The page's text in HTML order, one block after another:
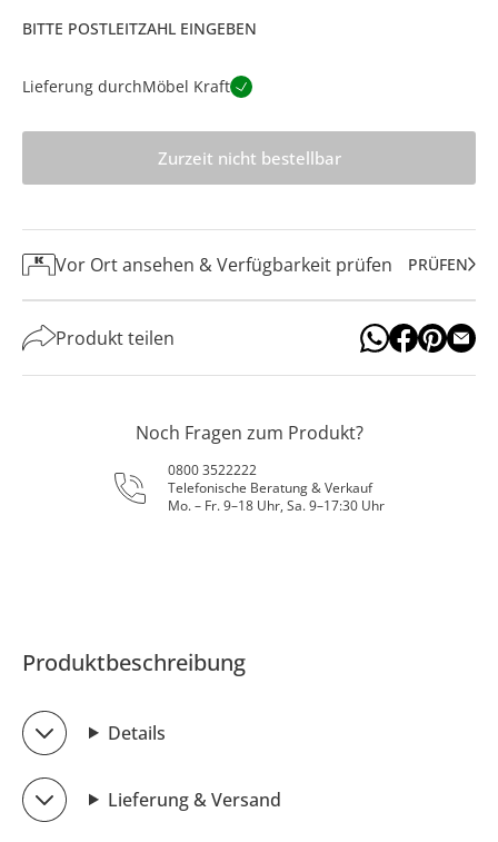
BITTE POSTLEITZAHL EINGEBEN
Lieferung durchMöbel Kraft
Zurzeit nicht bestellbar
Vor Ort ansehen & Verfügbarkeit prüfen PRÜFEN
Produkt teilen
Noch Fragen zum Produkt?
0800 3522222
Telefonische Beratung & Verkauf
Mo. – Fr. 9–18 Uhr, Sa. 9–17:30 Uhr
Produktbeschreibung
Details
Lieferung & Versand